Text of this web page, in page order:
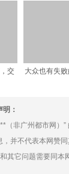
交
大众也有失
：
（非广州都市网）
并不代表本网赞同
其它问题需要同本